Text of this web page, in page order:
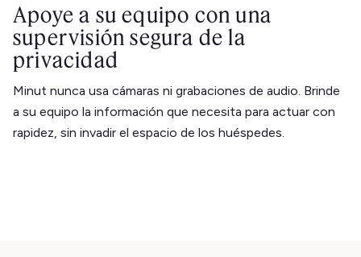
Apoye a su equipo con una
supervisión segura de la
privacidad
Minut nunca usa cámaras ni grabaciones de audio. Brinde
a su equipo la información que necesita para actuar con
rapidez, sin invadir el espacio de los huéspedes.